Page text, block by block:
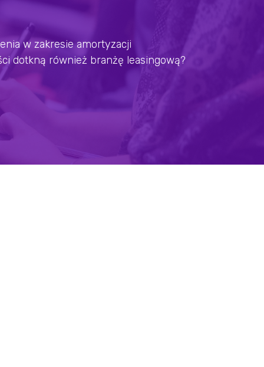
w zakresie amortyzacji
dotkną również branżę leasingową?